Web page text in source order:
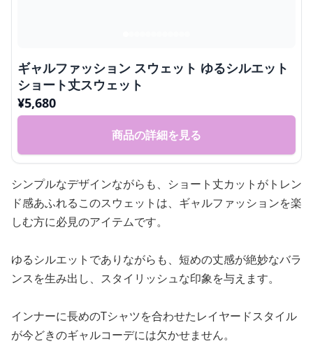
ギャルファッション スウェット ゆるシルエット
ショート丈スウェット
¥5,680
商品の詳細を見る
シンプルなデザインながらも、ショート丈カットがトレン
ド感あふれるこのスウェットは、ギャルファッションを楽
しむ方に必見のアイテムです。
ゆるシルエットでありながらも、短めの丈感が絶妙なバラ
ンスを生み出し、スタイリッシュな印象を与えます。
インナーに長めのTシャツを合わせたレイヤードスタイル
が今どきのギャルコーデには欠かせません。